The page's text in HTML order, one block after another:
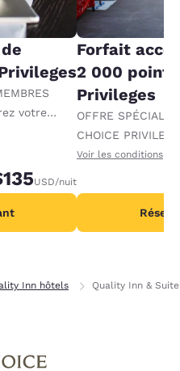
votre
en
USD/nuit
Forfait
2 000
Privileges
OFFRE SPÉCIALE
CHOICE
progression vers
par nuit.
Voir les conditions
Inn hôtels Quality Inn &